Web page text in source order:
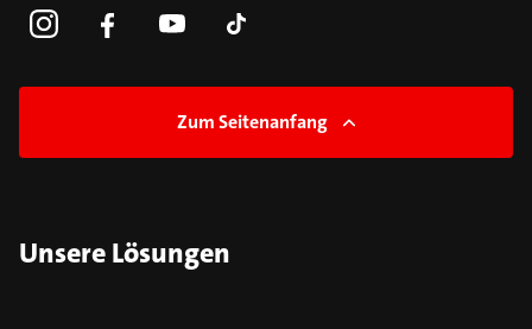
Zum Seitenanfang
Unsere Lösungen